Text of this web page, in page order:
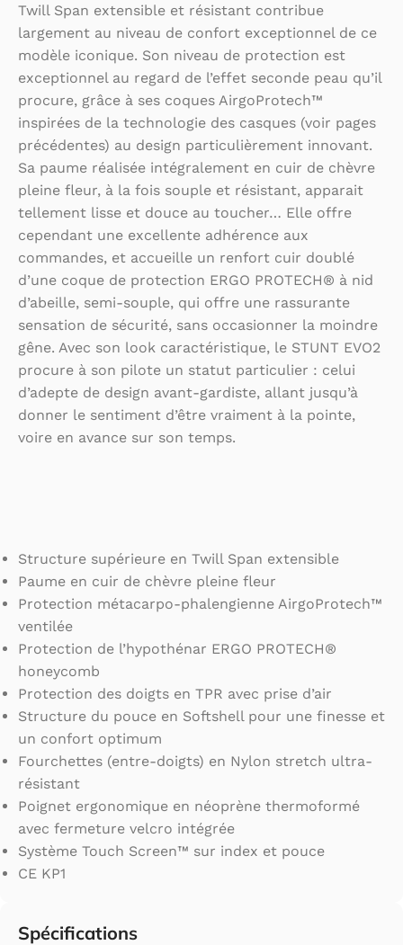
Twill Span extensible et résistant contribue
largement au niveau de confort exceptionnel de ce
modèle iconique. Son niveau de protection est
exceptionnel au regard de l’effet seconde peau qu’il
procure, grâce à ses coques AirgoProtech™
inspirées de la technologie des casques (voir pages
précédentes) au design particulièrement innovant.
Sa paume réalisée intégralement en cuir de chèvre
pleine fleur, à la fois souple et résistant, apparait
tellement lisse et douce au toucher… Elle offre
cependant une excellente adhérence aux
commandes, et accueille un renfort cuir doublé
d’une coque de protection ERGO PROTECH® à nid
d’abeille, semi-souple, qui offre une rassurante
sensation de sécurité, sans occasionner la moindre
gêne. Avec son look caractéristique, le STUNT EVO2
procure à son pilote un statut particulier : celui
d’adepte de design avant-gardiste, allant jusqu’à
donner le sentiment d’être vraiment à la pointe,
voire en avance sur son temps.
Structure supérieure en Twill Span extensible
Paume en cuir de chèvre pleine fleur
Protection métacarpo-phalengienne AirgoProtech™
ventilée
Protection de l’hypothénar ERGO PROTECH®
honeycomb
Protection des doigts en TPR avec prise d’air
Structure du pouce en Softshell pour une finesse et
un confort optimum
Fourchettes (entre-doigts) en Nylon stretch ultra-
résistant
Poignet ergonomique en néoprène thermoformé
avec fermeture velcro intégrée
Système Touch Screen™ sur index et pouce
CE KP1
Spécifications